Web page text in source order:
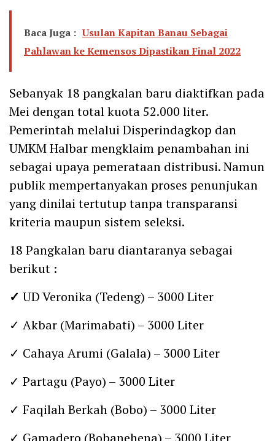
Baca Juga : Usulan Kapitan Banau Sebagai
Pahlawan ke Kemensos Dipastikan Final 2022
Sebanyak 18 pangkalan baru diaktifkan pada
Mei dengan total kuota 52.000 liter.
Pemerintah melalui Disperindagkop dan
UMKM Halbar mengklaim penambahan ini
sebagai upaya pemerataan distribusi. Namun
publik mempertanyakan proses penunjukan
yang dinilai tertutup tanpa transparansi
kriteria maupun sistem seleksi.
18 Pangkalan baru diantaranya sebagai
berikut :
✓ UD Veronika (Tedeng) – 3000 Liter
✓ Akbar (Marimabati) – 3000 Liter
✓ Cahaya Arumi (Galala) – 3000 Liter
✓ Partagu (Payo) – 3000 Liter
✓ Faqilah Berkah (Bobo) – 3000 Liter
✓ Gamadero (Bobanehena) – 3000 Liter